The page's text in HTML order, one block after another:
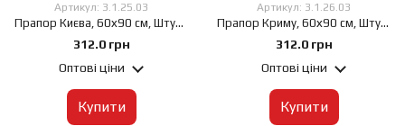
Артикул: 3.1.25.03
Прапор Києва, 60х90 см, Штучний шовк 50 г/м², Сублімаційний друк, односторонній, Кишеня під древко зліва
312.0 грн
Оптові ціни
Купити
Артикул: 3.1.26.03
Прапор Криму, 60х90 см, Штучний шовк 50 г/м², Сублімаційний друк, односторонній, Кишеня під древко зліва
312.0 грн
Оптові ціни
Купити